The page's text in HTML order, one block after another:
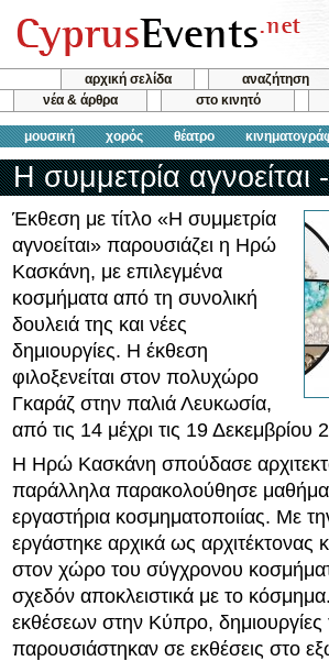
αρχική σελίδα αναζήτηση
νέα & άρθρα
στο κινητό
μουσική χορός θέατρο
H συμμετρία
Έκθεση με τίτλο «Η συμμετρία
αγνοείται» παρουσιάζει η Ηρώ
Κασκάνη, με επιλεγμένα
κοσμήματα από τη συνολική
δουλειά της και νέες
δημιουργίες. Η έκθεση
φιλοξενείται στον πολυχώρο
Γκαράζ στην παλιά Λευκωσία,
από τις 14 μέχρι τις 19 Δεκεμβρίου
Η Ηρώ Κασκάνη σπούδασε
παράλληλα παρακολούθησε
εργαστήρια κοσμηματοποιίας. Με
εργάστηκε αρχικά ως αρχιτέκτονας
στον χώρο του σύγχρονου
σχεδόν αποκλειστικά με το
εκθέσεων στην Κύπρο,
παρουσιάστηκαν σε εκθέσεις στο